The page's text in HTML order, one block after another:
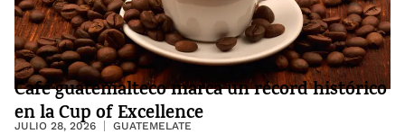
Café guatemalteco marca un récord histórico
en la Cup of Excellence
JULIO 28, 2026 GUATEMELATE